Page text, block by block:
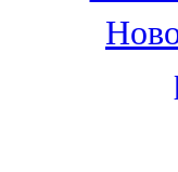
106,6
105,2